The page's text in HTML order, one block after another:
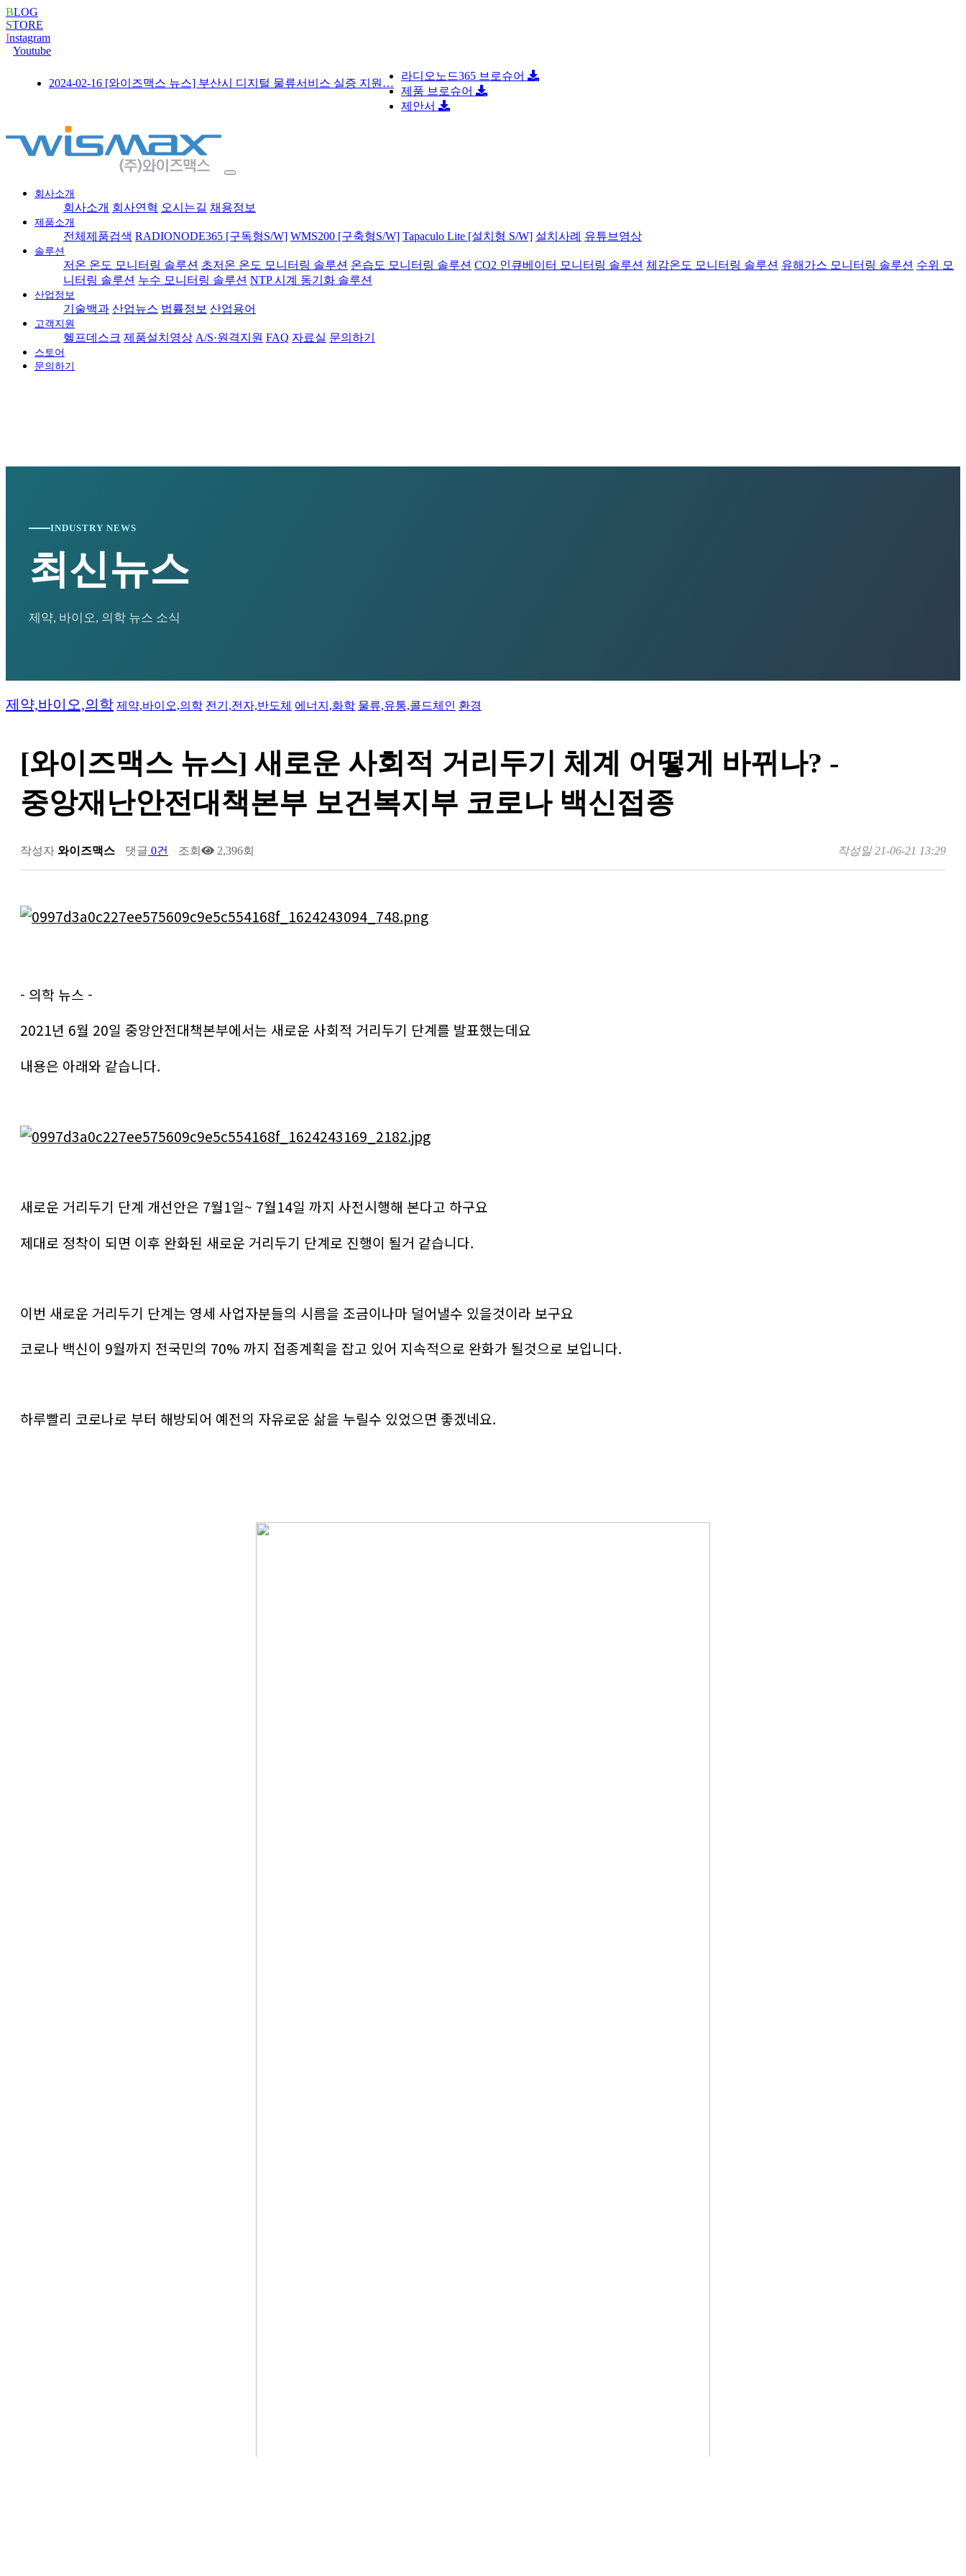
BLOG
STORE
Instagram
Youtube
2024-02-16 [와이즈맥스 뉴스] 부산시 디지털 물류서비스 실증 지원…
라디오노드365 브로슈어
제품 브로슈어
제안서
회사소개
회사소개 회사연혁 오시는길 채용정보
제품소개
전체제품검색 RADIONODE365 [구독형S/W] WMS200 [구축형S/W] Tapaculo Lite [설치형 S/W] 설치사례 유튜브영상
솔루션
저온 온도 모니터링 솔루션 초저온 온도 모니터링 솔루션 온습도 모니터링 솔루션 CO2 인큐베이터 모니터링 솔루션 체감온도 모니터링 솔루션 유해가스 모니터링 솔루션 수위 모
니터링 솔루션 누수 모니터링 솔루션 NTP 시계 동기화 솔루션
산업정보
기술백과 산업뉴스 법률정보 산업용어
고객지원
헬프데스크 제품설치영상 A/S·원격지원 FAQ 자료실 문의하기
스토어
문의하기
INDUSTRY NEWS
최신뉴스
제약, 바이오, 의학 뉴스 소식
제약,바이오,의학 제약,바이오,의학 전기,전자,반도체 에너지,화학 물류,유통,콜드체인 환경
[와이즈맥스 뉴스] 새로운 사회적 거리두기 체계 어떻게 바뀌나? -
중앙재난안전대책본부 보건복지부 코로나 백신접종
작성자 와이즈맥스 댓글 0건 조회 2,396회 작성일21-06-21 13:29
- 의학 뉴스 -
2021년 6월 20일 중앙안전대책본부에서는 새로운 사회적 거리두기 단계를 발표했는데요
내용은 아래와 같습니다.
새로운 거리두기 단계 개선안은 7월1일~ 7월14일 까지 사전시행해 본다고 하구요
제대로 정착이 되면 이후 완화된 새로운 거리두기 단계로 진행이 될거 같습니다.
이번 새로운 거리두기 단계는 영세 사업자분들의 시름을 조금이나마 덜어낼수 있을것이라 보구요
코로나 백신이 9월까지 전국민의 70% 까지 접종계획을 잡고 있어 지속적으로 완화가 될것으로 보입니다.
하루빨리 코로나로 부터 해방되어 예전의 자유로운 삶을 누릴수 있었으면 좋겠네요.